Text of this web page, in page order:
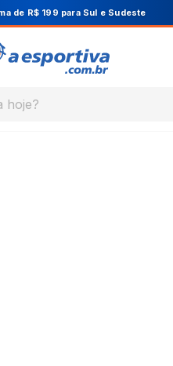
de R$ 199 para Sul e Sudeste
hoje?